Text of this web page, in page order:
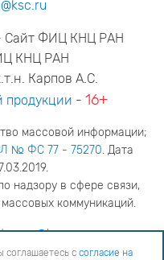
Сайт ФИЦ КНЦ РАН
КНЦ РАН
Карпов А.С.
- 16+
массовой информации;
№ ФС 77 - 75270. Дата
надзору в сфере связи,
коммуникаций.
81555-79-516
соглашаетесь с согласие на